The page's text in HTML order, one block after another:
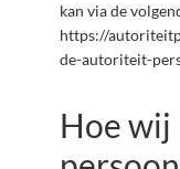
kan via de
https://
de-autoriteit-
Hoe wij